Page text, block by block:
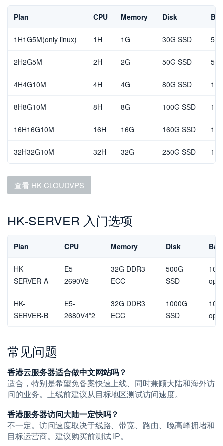
Plan CPU Memory Disk
1H1G5M(only linux) 1H 1G 30G SSD
2H2G5M 2H 2G 50G SSD
4H4G10M 4H 4G 80G SSD
8H8G10M 8H 8G 100G SSD
16H16G10M 16H 16G 160G SSD
32H32G10M 32H 32G 250G SSD
查看 HK-CLOUDVPS
HK-SERVER 入门选项
Plan CPU Memory Disk
HK-
SERVER-A
E5-
2690V2
32G DDR3
ECC
500G
SSD
HK-
SERVER-B
E5-
2680V4*2
32G DDR3
ECC
1000G
SSD
常见问题
香港云服务器适合做中文网站吗？
适合，特别是希望免备案快速上线、同时兼顾大陆和海外访
问的业务。上线前建议从目标地区测试访问速度。
香港服务器访问大陆一定快吗？
不一定。访问速度取决于线路、带宽、路由、晚高峰拥堵和
目标运营商。建议购买前测试 IP。